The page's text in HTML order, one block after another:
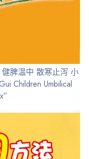
脾温中 散寒止泻 小
Children Umbilical